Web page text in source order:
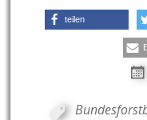
teilen